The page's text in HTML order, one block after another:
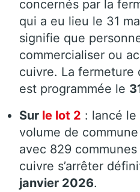
concernés par la
qui a eu lieu le 31
signifie que
commercialiser ou
cuivre. La fermeture
est programmée le
Sur le lot 2 : lancé
volume de
avec 829
cuivre s’arrêter
janvier 2026.